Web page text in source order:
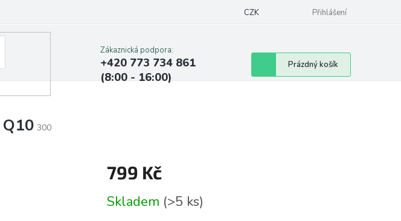
obchodu CZK Přihlášení
Zákaznická podpora:
+420 773 734 861
(8:00 - 16:00)
Nákupní
košík
Prázdný košík
300
799 Kč
cena:
Skladem (>5 ks)